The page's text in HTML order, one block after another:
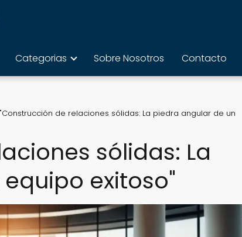
Categorias Sobre Nosotros Contacto
"Construcción de relaciones sólidas: La piedra angular de un
sólidas: La
exitoso"